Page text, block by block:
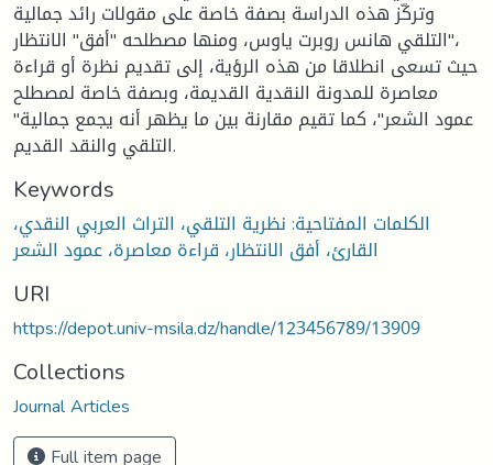
وتركّز هذه الدراسة بصفة خاصة على مقولات رائد جمالية
التلقي هانس روبرت ياوس، ومنها مصطلحه "أفق" الانتظار"،
حيث تسعى انطلاقا من هذه الرؤية، إلى تقديم نظرة أو قراءة
معاصرة للمدونة النقدية القديمة، وبصفة خاصة لمصطلح
"عمود الشعر"، كما تقيم مقارنة بين ما يظهر أنه يجمع جمالية
التلقي والنقد القديم.
Keywords
الكلمات المفتاحية: نظرية التلقي، التراث العربي النقدي،
القارئ، أفق الانتظار، قراءة معاصرة، عمود الشعر
URI
https://depot.univ-msila.dz/handle/123456789/13909
Collections
Journal Articles
Full item page